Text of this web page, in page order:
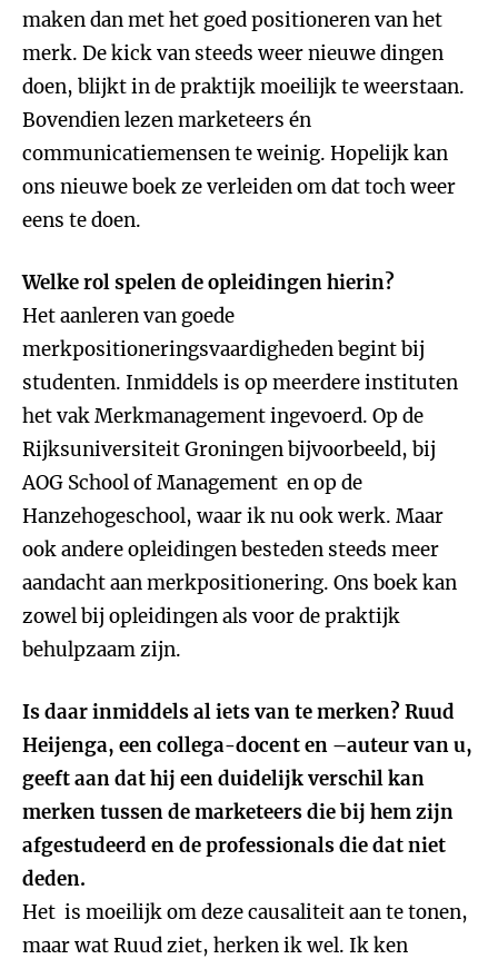
maken dan met het goed positioneren van het
merk. De kick van steeds weer nieuwe dingen
doen, blijkt in de praktijk moeilijk te weerstaan.
Bovendien lezen marketeers én
communicatiemensen te weinig. Hopelijk kan
ons nieuwe boek ze verleiden om dat toch weer
eens te doen.
Welke rol spelen de opleidingen hierin?
Het aanleren van goede
merkpositioneringsvaardigheden begint bij
studenten. Inmiddels is op meerdere instituten
het vak Merkmanagement ingevoerd. Op de
Rijksuniversiteit Groningen bijvoorbeeld, bij
AOG School of Management en op de
Hanzehogeschool, waar ik nu ook werk. Maar
ook andere opleidingen besteden steeds meer
aandacht aan merkpositionering. Ons boek kan
zowel bij opleidingen als voor de praktijk
behulpzaam zijn.
Is daar inmiddels al iets van te merken? Ruud
Heijenga, een collega-docent en –auteur van u,
geeft aan dat hij een duidelijk verschil kan
merken tussen de marketeers die bij hem zijn
afgestudeerd en de professionals die dat niet
deden.
Het is moeilijk om deze causaliteit aan te tonen,
maar wat Ruud ziet, herken ik wel. Ik ken